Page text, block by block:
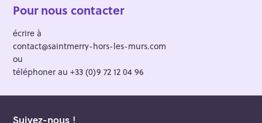
Pour nous contacter
écrire à
contact@saintmerry-hors-les-murs.com
ou
téléphoner au +33 (0)9 72 12 04 96
Suivez-nous !